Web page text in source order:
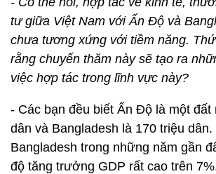
tư giữa Việt Nam với Ấn Độ và
chưa tương xứng với tiềm năng.
rằng chuyến thăm này sẽ tạo ra
việc hợp tác trong lĩnh vực này?
- Các bạn đều biết Ấn Độ là một
dân và Bangladesh là 170 triệu
Bangladesh trong những năm gần
độ tăng trưởng GDP rất cao trên